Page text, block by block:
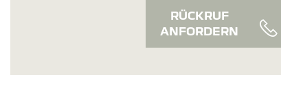
RÜCKRUF
ANFORDERN